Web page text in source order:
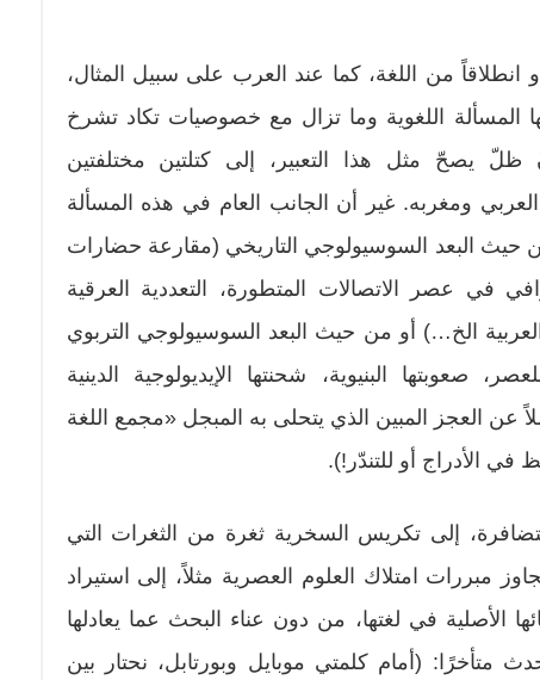
انطلاقاً من اللغة، كما عند العرب على سبيل المثال،
المسألة اللغوية وما تزال مع خصوصيات تكاد تشرخ
ظلّ يصحّ مثل هذا التعبير، إلى كتلتين مختلفتين
ومغربه. غير أن الجانب العام في هذه المسألة
حيث البعد السوسيولوجي التاريخي (مقارعة حضارات
في عصر الاتصالات المتطورة، التعددية العرقية
الخ…) أو من حيث البعد السوسيولوجي التربوي
صعوبتها البنيوية، شحنتها الإيديولوجية الدينية
العجز المبين الذي يتحلى به المبجل «مجمع اللغة
الأدراج أو للتندّر!).
إلى تكريس السخرية ثغرة من الثغرات التي
مبررات امتلاك العلوم العصرية مثلاً، إلى استيراد
الأصلية في لغتها، من دون عناء البحث عما يعادلها
متأخرًا: (أمام كلمتي موبايل وبورتابل، نحتار بين